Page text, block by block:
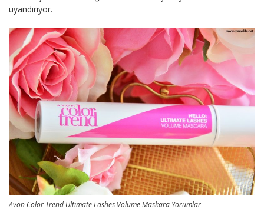
uyandırıyor.
Avon Color Trend Ultimate Lashes Volume Maskara Yorumlar